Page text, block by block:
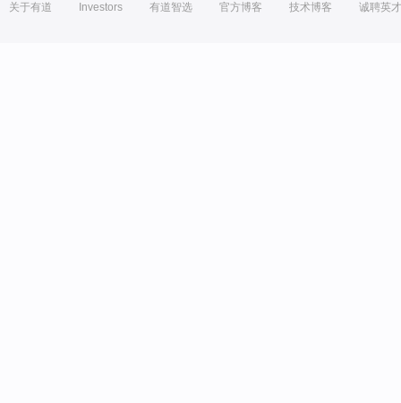
关于有道 Investors 有道智选 官方博客 技术博客 诚聘英才